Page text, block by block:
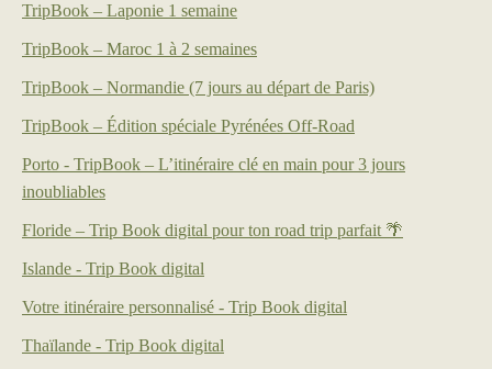
TripBook – Laponie 1 semaine
TripBook – Maroc 1 à 2 semaines
TripBook – Normandie (7 jours au départ de Paris)
TripBook – Édition spéciale Pyrénées Off-Road
Porto - TripBook – L’itinéraire clé en main pour 3 jours
inoubliables
Floride – Trip Book digital pour ton road trip parfait 🌴
Islande - Trip Book digital
Votre itinéraire personnalisé - Trip Book digital
Thaïlande - Trip Book digital